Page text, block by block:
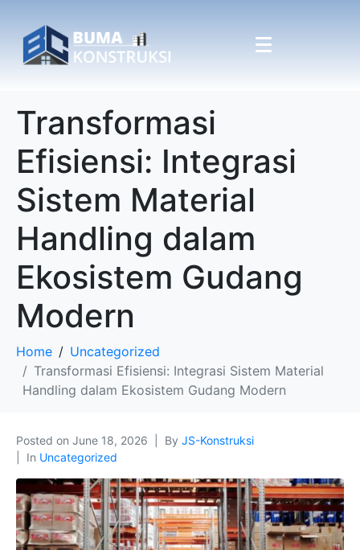
Transformasi
Efisiensi: Integrasi
Sistem Material
Handling dalam
Ekosistem Gudang
Modern
Home
Uncategorized
Transformasi Efisiensi: Integrasi Sistem Material
Handling dalam Ekosistem Gudang Modern
Posted on June 18, 2026 By JS-Konstruksi
In Uncategorized